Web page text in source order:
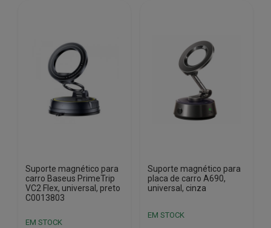
Suporte magnético para
carro Baseus PrimeTrip
VC2 Flex, universal, preto
C0013803
EM STOCK
Suporte magnético para
placa de carro A690,
universal, cinza
EM STOCK